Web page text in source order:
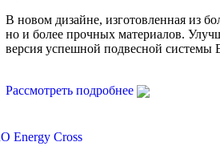
В новом дизайне, изготовленная из
но и более прочных материалов.
версия успешной подвесной системы
Рассмотреть подробнее
Energy Cross